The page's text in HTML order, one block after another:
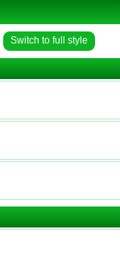
Switch to full style